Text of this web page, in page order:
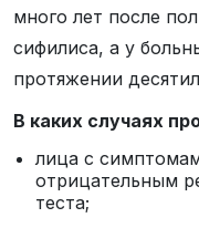
много лет после
сифилиса, а у
протяжении
В каких случаях
лица с
отрицательным
теста;